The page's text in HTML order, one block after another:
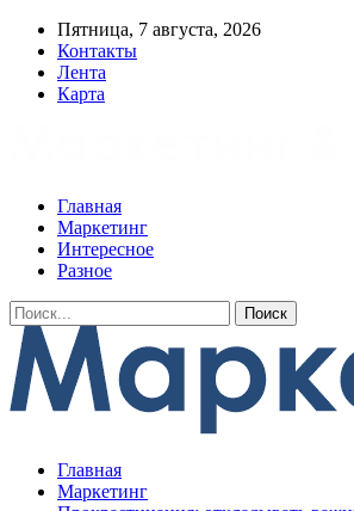
Пятница, 7 августа, 2026
Контакты
Лента
Карта
Главная
Маркетинг
Интересное
Разное
Главная
Маркетинг